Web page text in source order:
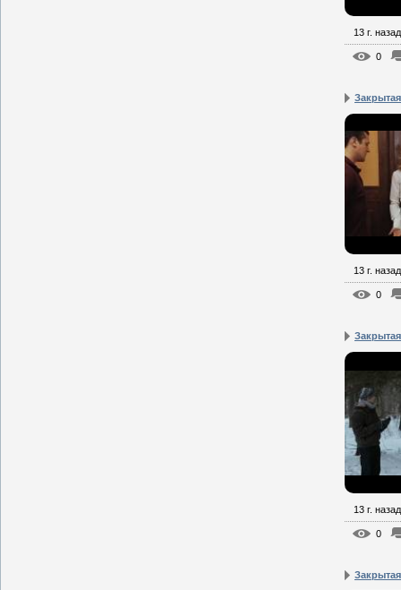
13 г. назад
0
13 г. назад
0
13 г. назад
0